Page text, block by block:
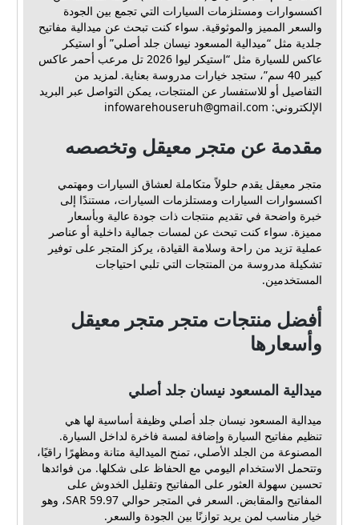
اكسسوارات ومستلزمات السيارات التي تجمع بين الجودة
والسعر المميز والموثوقية. سواء كنت تبحث عن ميدالية مفاتيح
جلدية مثل “ميدالية المسعود نيسان جلد أصلي” أو استيكر
عاكس للسيارة مثل “استيكر ليوا 2026 تل مرعب أحمر عاكس
كبير 40 سم”، ستجد خيارات مدروسة بعناية. لمزيد من
التفاصيل أو للاستفسار عن المنتجات، يمكن التواصل عبر البريد
الإلكتروني: infowarehouseruh@gmail.com
مقدمة عن متجر معيقل وتخصصه
متجر معيقل يقدم حلولاً متكاملة لعشاق السيارات ومهتمي
اكسسوارات السيارات ومستلزمات السيارات، مستندًا إلى
خبرة واضحة في تقديم منتجات ذات جودة عالية وبأسعار
مميزة. سواء كنت تبحث عن لمسات جمالية داخلية أو عناصر
عملية تزيد من راحة وسلامة القيادة، يركز المتجر على توفير
تشكيلة مدروسة من المنتجات التي تلبي احتياجات
المستخدمين.
أفضل منتجات متجر متجر معيقل
وأسعارها
ميدالية المسعود نيسان جلد أصلي
ميدالية المسعود نيسان جلد أصلي وظيفة أساسية لها هي
تنظيم مفاتيح السيارة وإضافة لمسة فاخرة لداخل السيارة.
المصنوعة من الجلد الأصلي، تمنح الميدالية متانة ومظهرًا راقيًا،
وتتحمل الاستخدام اليومي مع الحفاظ على شكلها. من فوائدها
تحسين سهولة العثور على المفاتيح وتقليل الخدوش على
المفاتيح والمقابض. السعر في المتجر حوالي 59.97 SAR، وهو
خيار مناسب لمن يريد توازنًا بين الجودة والسعر.